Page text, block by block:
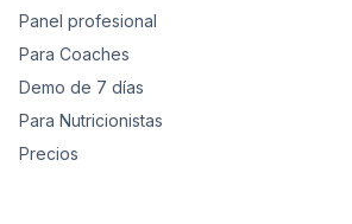
Panel profesional
Para Coaches
Demo de 7 días
Para Nutricionistas
Precios